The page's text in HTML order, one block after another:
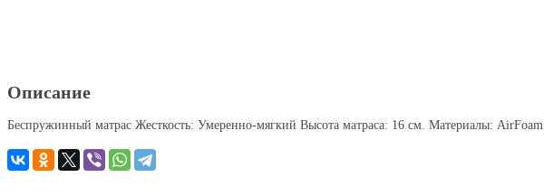
Описание
Беспружинный матрас Жесткость: Умеренно-мягкий Высота матраса: 16 см. Материалы: AirFoam